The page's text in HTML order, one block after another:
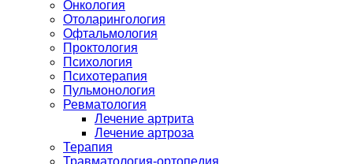
Онкология
Отоларингология
Офтальмология
Проктология
Психология
Психотерапия
Пульмонология
Ревматология
Лечение артрита
Лечение артроза
Терапия